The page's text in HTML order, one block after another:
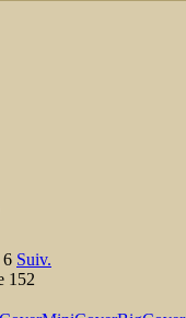
6 Suiv.
152